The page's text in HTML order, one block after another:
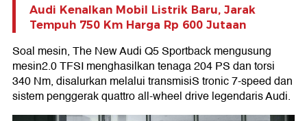
Audi Kenalkan Mobil Listrik Baru, Jarak
Tempuh 750 Km Harga Rp 600 Jutaan
Soal mesin, The New Audi Q5 Sportback mengusung
mesin2.0 TFSI menghasilkan tenaga 204 PS dan torsi
340 Nm, disalurkan melalui transmisiS tronic 7-speed dan
sistem penggerak quattro all-wheel drive legendaris Audi.